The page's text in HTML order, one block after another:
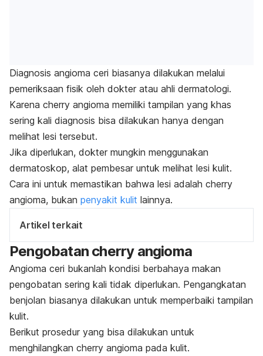
Diagnosis angioma ceri biasanya dilakukan melalui
pemeriksaan fisik oleh dokter atau ahli dermatologi.
Karena cherry angioma memiliki tampilan yang khas
sering kali diagnosis bisa dilakukan hanya dengan
melihat lesi tersebut.
Jika diperlukan, dokter mungkin menggunakan
dermatoskop, alat pembesar untuk melihat lesi kulit.
Cara ini untuk memastikan bahwa lesi adalah cherry
angioma, bukan penyakit kulit lainnya.
Artikel terkait
Pengobatan cherry angioma
Angioma ceri bukanlah kondisi berbahaya makan
pengobatan sering kali tidak diperlukan. Pengangkatan
benjolan biasanya dilakukan untuk memperbaiki tampilan
kulit.
Berikut prosedur yang bisa dilakukan untuk
menghilangkan cherry angioma pada kulit.